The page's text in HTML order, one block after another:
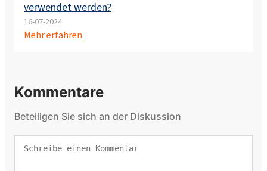
verwendet werden?
16-07-2024
Mehr erfahren
Kommentare
Beteiligen Sie sich an der Diskussion